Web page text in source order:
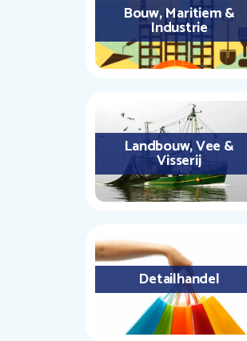
Bouw, Maritiem &
Industrie
Landbouw, Vee &
Visserij
Detailhandel